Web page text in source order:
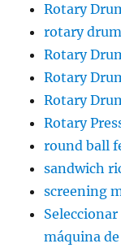
Rotary
rotary
Rotary
Rotary
Rotary
Rotary
round ball
sandwich
screening
máquina